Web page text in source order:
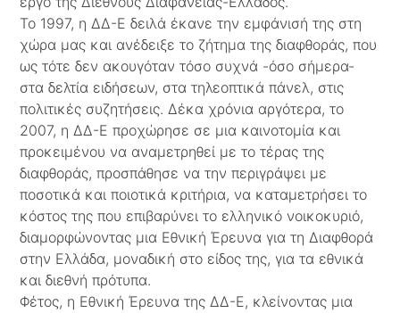
Το 1997, η ΔΔ-Ε δειλά έκανε την εμφάνισή της στη
χώρα μας και ανέδειξε το ζήτημα της διαφθοράς, που
ως τότε δεν ακουγόταν τόσο συχνά -όσο σήμερα-
στα δελτία ειδήσεων, στα τηλεοπτικά πάνελ, στις
πολιτικές συζητήσεις. Δέκα χρόνια αργότερα, το
2007, η ΔΔ-Ε προχώρησε σε μια καινοτομία και
προκειμένου να αναμετρηθεί με το τέρας της
διαφθοράς, προσπάθησε να την περιγράψει με
ποσοτικά και ποιοτικά κριτήρια, να καταμετρήσει το
κόστος της που επιβαρύνει το ελληνικό νοικοκυριό,
διαμορφώνοντας μια Εθνική Έρευνα για τη Διαφθορά
στην Ελλάδα, μοναδική στο είδος της, για τα εθνικά
και διεθνή πρότυπα.
Φέτος, η Εθνική Έρευνα της ΔΔ-Ε, κλείνοντας μια